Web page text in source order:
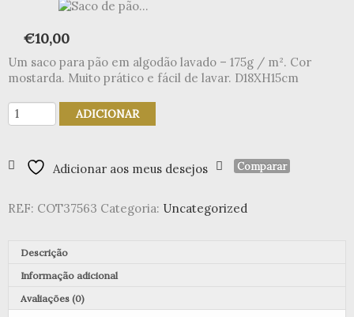
€10,00
Um saco para pão em algodão lavado – 175g / m². Cor
mostarda. Muito prático e fácil de lavar. D18XH15cm
Quantidade
de
pão
mostarda
ADICIONAR
Adicionar aos meus desejos Comparar
REF: COT37563 Categoria: Uncategorized
Descrição
Informação adicional
Avaliações (0)